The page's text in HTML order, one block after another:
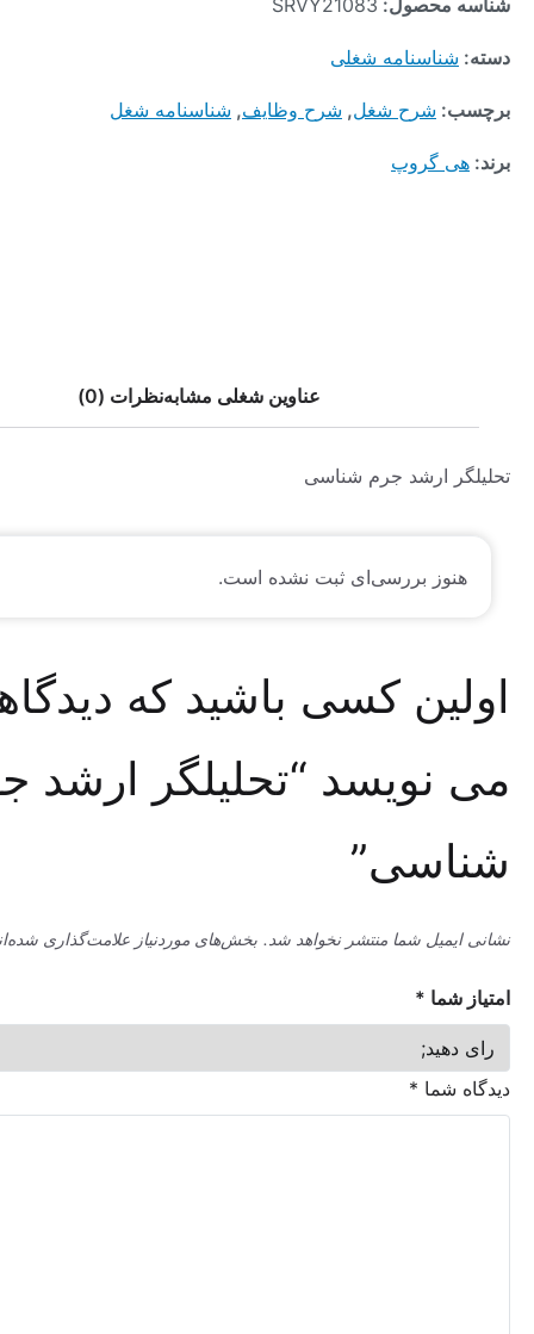
محصول:SRVY21083
شغلی
شرح شغل ,شرح وظایف, شناسنامه شغل
گروپ
عناوین شغلی مشابهنظرات (0)
ارشد جرم شناسی
بررسی‌ای ثبت نشده است.
کسی باشید که دیدگاهی
“تحلیلگر ارشد جرم
شما منتشر نخواهد شد. بخش‌های موردنیاز علامت‌گذاری شده‌اند*
*
*